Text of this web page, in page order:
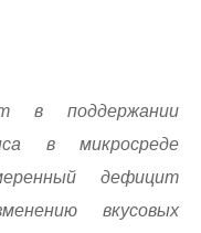
в поддержании
в микросреде
дефицит
вкусовых